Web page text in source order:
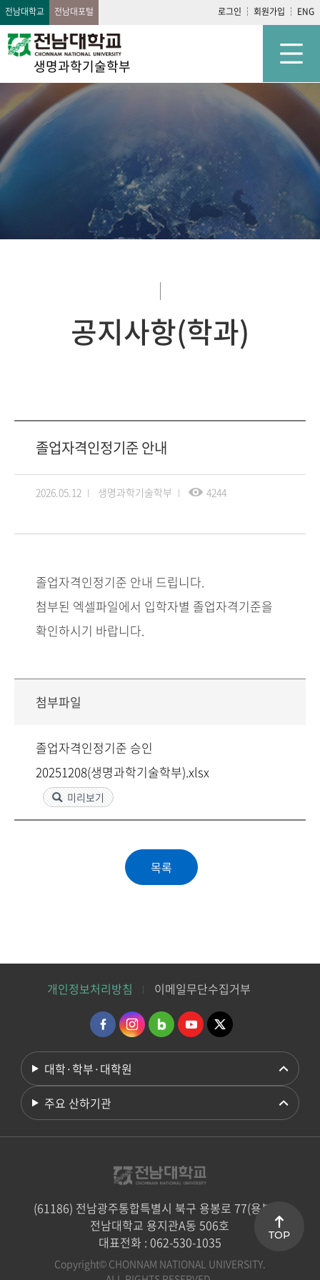
전남대학교 전남대포털 로그인 회원가입 ENG
생명과학기술학부
공지사항(학과)
졸업자격인정기준 안내
2026.05.12 생명과학기술학부 4244
졸업자격인정기준 안내 드립니다.
첨부된 엑셀파일에서 입학자별 졸업자격기준을
확인하시기 바랍니다.
첨부파일
졸업자격인정기준 승인
20251208(생명과학기술학부).xlsx
미리보기
개인정보처리방침 이메일무단수집거부
대학·학부·대학원
주요 산하기관
(61186) 전남광주통합특별시 북구 용봉로 77(용봉동)
전남대학교 용지관A동 506호
대표전화 : 062-530-1035
Copyright© CHONNAM NATIONAL UNIVERSITY.
TOP